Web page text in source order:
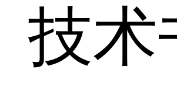
技术